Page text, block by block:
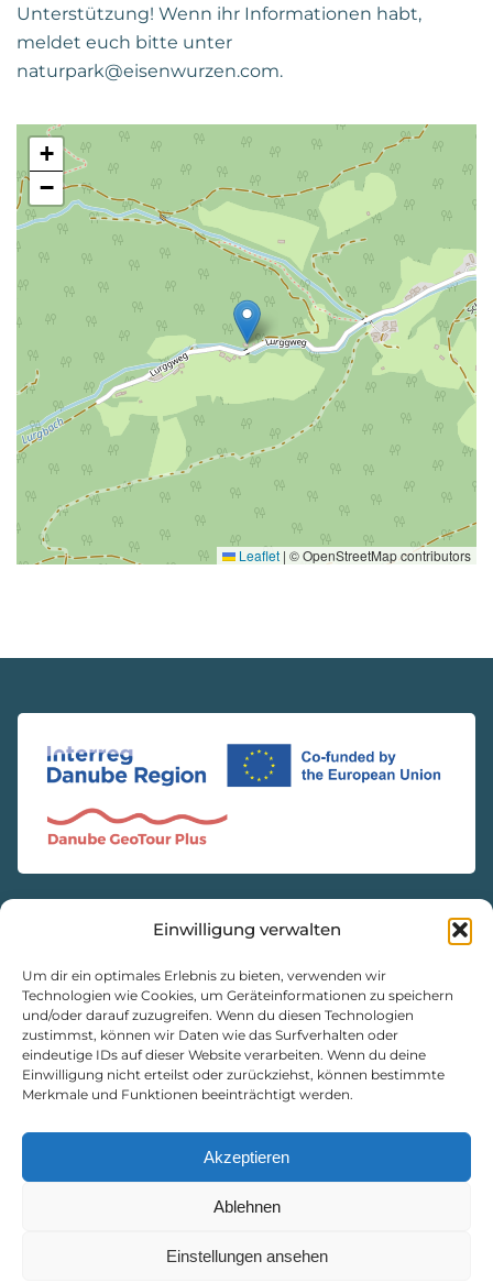
Einwilligung verwalten
Um dir ein optimales Erlebnis zu bieten, verwenden wir
Technologien wie Cookies, um Geräteinformationen zu speichern
und/oder darauf zuzugreifen. Wenn du diesen Technologien
zustimmst, können wir Daten wie das Surfverhalten oder
eindeutige IDs auf dieser Website verarbeiten. Wenn du deine
Einwilligung nicht erteilst oder zurückziehst, können bestimmte
Merkmale und Funktionen beeinträchtigt werden.
Akzeptieren
Ablehnen
Einstellungen ansehen
Unterstützung! Wenn ihr Informationen habt,
meldet euch bitte unter
naturpark@eisenwurzen.com.
+
−
Leaflet | © OpenStreetMap contributors
Natur- und Geopark Steirische Eisenwurzen GmbH
8933 St. Gallen, Markt 35
+43 3632 7714
naturpark@eisenwurzen.com
www.eisenwurzen.com
Datenschutz|Cookie-Richtlinie